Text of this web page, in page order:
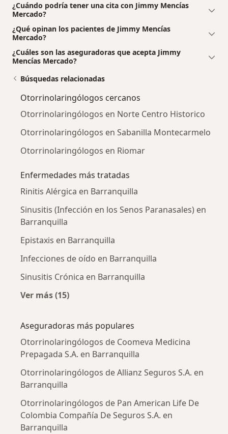
¿Cuándo podría tener una cita con Jimmy Mencías
Mercado?
¿Qué opinan los pacientes de Jimmy Mencías
Mercado?
¿Cuáles son las aseguradoras que acepta Jimmy
Mencías Mercado?
Búsquedas relacionadas
Otorrinolaringólogos cercanos
Otorrinolaringólogos en Norte Centro Historico
Otorrinolaringólogos en Sabanilla Montecarmelo
Otorrinolaringólogos en Riomar
Enfermedades más tratadas
Rinitis Alérgica en Barranquilla
Sinusitis (Infección en los Senos Paranasales) en
Barranquilla
Epistaxis en Barranquilla
Infecciones de oído en Barranquilla
Sinusitis Crónica en Barranquilla
Ver más (15)
Aseguradoras más populares
Otorrinolaringólogos de Coomeva Medicina
Prepagada S.A. en Barranquilla
Otorrinolaringólogos de Allianz Seguros S.A. en
Barranquilla
Otorrinolaringólogos de Pan American Life De
Colombia Compañía De Seguros S.A. en
Barranquilla